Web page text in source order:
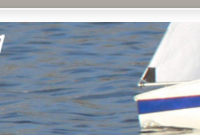
Deutschland